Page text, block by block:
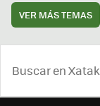
VER MÁS TEMAS